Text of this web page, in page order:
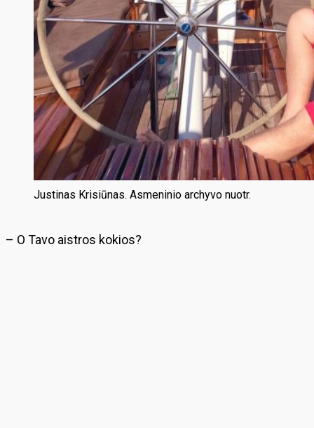
Justinas Krisiūnas. Asmeninio archyvo nuotr.
– O Tavo aistros kokios?